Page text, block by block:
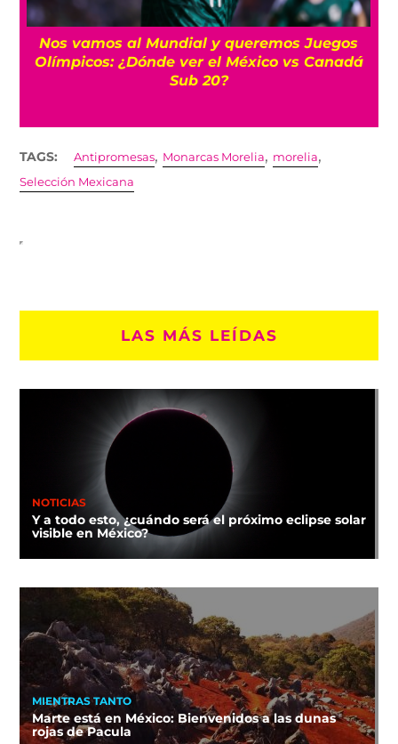
Nos vamos al Mundial y queremos Juegos
Olímpicos: ¿Dónde ver el México vs Canadá
Sub 20?
TAGS: Antipromesas, Monarcas Morelia, morelia,
Selección Mexicana
LAS MÁS LEÍDAS
NOTICIAS
Y a todo esto, ¿cuándo será el próximo eclipse solar
visible en México?
MIENTRAS TANTO
Marte está en México: Bienvenidos a las dunas
rojas de Pacula